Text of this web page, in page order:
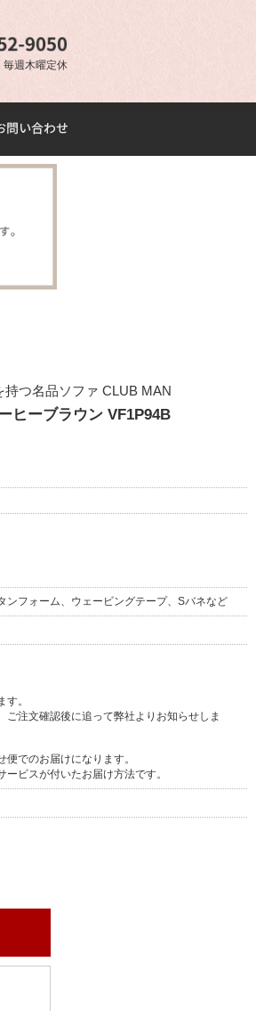
週木曜定休
つ名品ソファ CLUB MAN
ヒーブラウン VF1P94B
ンフォーム、ウェービングテープ、Sバネなど
。
注文確認後に追って弊社よりお知らせしま
でのお届けになります。
ビスが付いたお届け方法です。
×